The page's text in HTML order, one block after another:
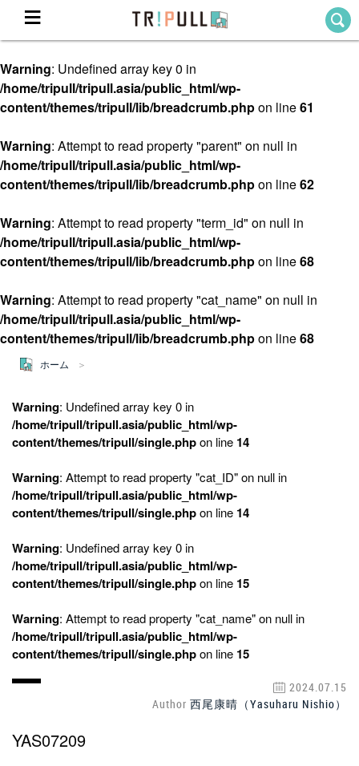
ホーム
Theme
テーマから探す
TRIPULLブログ
About
私たちについて
Warning: Undefined array key 0 in
/home/tripull/tripull.asia/public_html/wp-
content/themes/tripull/lib/breadcrumb.phpon line61
Warning: Attempt to read property "parent" on null in
/home/tripull/tripull.asia/public_html/wp-
content/themes/tripull/lib/breadcrumb.phpon line62
Warning: Attempt to read property "term_id" on null in
/home/tripull/tripull.asia/public_html/wp-
content/themes/tripull/lib/breadcrumb.phpon line68
Warning: Attempt to read property "cat_name" on null in
/home/tripull/tripull.asia/public_html/wp-
content/themes/tripull/lib/breadcrumb.phpon line68
ホーム
Warning: Undefined array key 0 in
/home/tripull/tripull.asia/public_html/wp-
content/themes/tripull/single.phpon line 14
Warning: Attempt to read property "cat_ID" on null in
/home/tripull/tripull.asia/public_html/wp-
content/themes/tripull/single.phpon line 14
Warning: Undefined array key 0 in
/home/tripull/tripull.asia/public_html/wp-
content/themes/tripull/single.phpon line 15
Warning: Attempt to read property "cat_name" on null in
/home/tripull/tripull.asia/public_html/wp-
content/themes/tripull/single.phpon line 15
2024.07.15
Author 西尾康晴（Yasuharu Nishio）
YAS07209